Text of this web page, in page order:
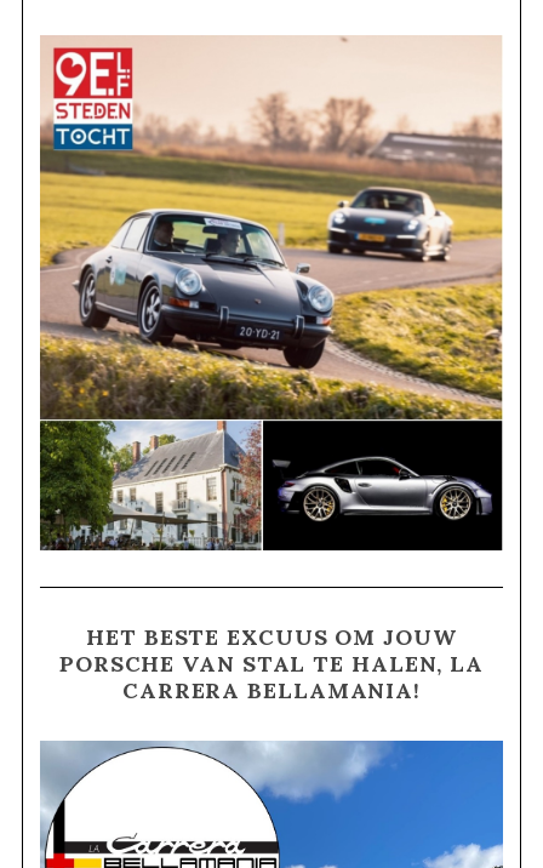
HET BESTE EXCUUS OM JOUW
PORSCHE VAN STAL TE HALEN, LA
CARRERA BELLAMANIA!